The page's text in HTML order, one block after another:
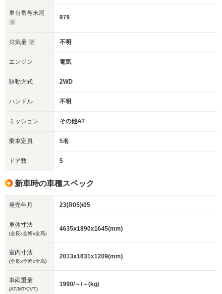
車台番号末尾
978
排気量 不明
エンジン 電気
駆動方式 2WD
ハンドル 不明
ミッション その他AT
乗車定員 5名
ドア数 5
新車時の車種スペック
発売年月 23(R05)/05
車体寸法
(全長x全幅x全高)
4635x1890x1645(mm)
室内寸法
(全長x全幅x全高)
2013x1631x1209(mm)
車両重量
(AT/MT/CVT)
1990/－/－(kg)